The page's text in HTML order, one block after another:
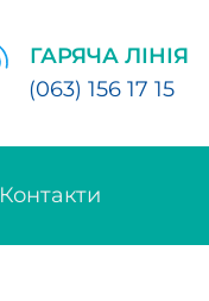
ГАРЯЧА ЛІНІЯ
(063) 156 17 15
Контакти